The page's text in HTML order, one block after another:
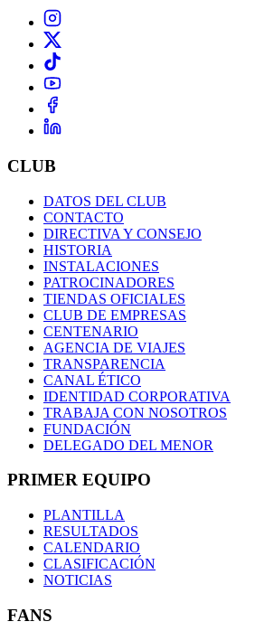
CLUB
DATOS DEL CLUB
CONTACTO
DIRECTIVA Y CONSEJO
HISTORIA
INSTALACIONES
PATROCINADORES
TIENDAS OFICIALES
CLUB DE EMPRESAS
CENTENARIO
AGENCIA DE VIAJES
TRANSPARENCIA
CANAL ÉTICO
IDENTIDAD CORPORATIVA
TRABAJA CON NOSOTROS
FUNDACIÓN
DELEGADO DEL MENOR
PRIMER EQUIPO
PLANTILLA
RESULTADOS
CALENDARIO
CLASIFICACIÓN
NOTICIAS
FANS